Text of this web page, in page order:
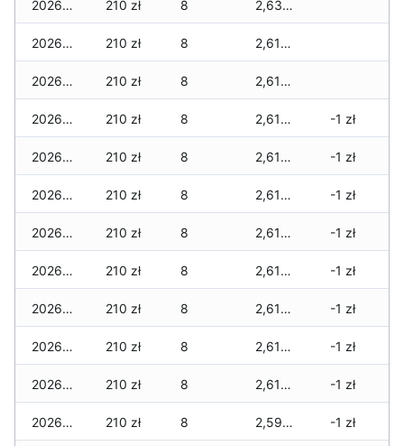
2026-05-09 210 zł 8 2,630 zł
2026-05-08 210 zł 8 2,615 zł
2026-05-07 210 zł 8 2,615 zł
2026-05-06 210 zł 8 2,615 zł -1 zł
2026-05-05 210 zł 8 2,615 zł -1 zł
2026-05-04 210 zł 8 2,615 zł -1 zł
2026-05-03 210 zł 8 2,615 zł -1 zł
2026-05-02 210 zł 8 2,615 zł -1 zł
2026-05-01 210 zł 8 2,615 zł -1 zł
2026-04-30 210 zł 8 2,615 zł -1 zł
2026-04-29 210 zł 8 2,615 zł -1 zł
2026-04-28 210 zł 8 2,590 zł -1 zł